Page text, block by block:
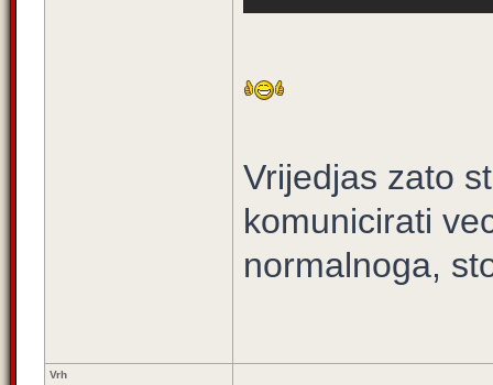
Vrijedjas zato
komunicirati
normalnoga,
Vrh